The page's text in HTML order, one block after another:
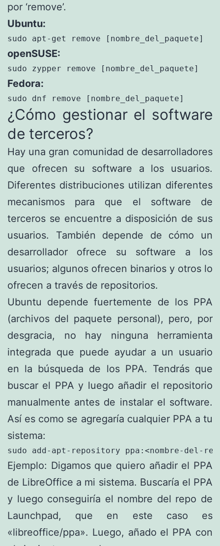
por ‘remove’.
Ubuntu:
sudo apt-get remove [nombre_del_paquete]
openSUSE:
sudo zypper remove [nombre_del_paquete]
Fedora:
sudo dnf remove [nombre_del_paquete]
¿Cómo gestionar el software
de terceros?
Hay una gran comunidad de desarrolladores
que ofrecen su software a los usuarios.
Diferentes distribuciones utilizan diferentes
mecanismos para que el software de
terceros se encuentre a disposición de sus
usuarios. También depende de cómo un
desarrollador ofrece su software a los
usuarios; algunos ofrecen binarios y otros lo
ofrecen a través de repositorios.
Ubuntu depende fuertemente de los PPA
(archivos del paquete personal), pero, por
desgracia, no hay ninguna herramienta
integrada que puede ayudar a un usuario
en la búsqueda de los PPA. Tendrás que
buscar el PPA y luego añadir el repositorio
manualmente antes de instalar el software.
Así es como se agregaría cualquier PPA a tu
sistema:
sudo add-apt-repository ppa:<nombre-del-
Ejemplo: Digamos que quiero añadir el PPA
de LibreOffice a mi sistema. Buscaría el PPA
y luego conseguiría el nombre del repo de
Launchpad, que en este caso es
«libreoffice/ppa». Luego, añado el PPA con